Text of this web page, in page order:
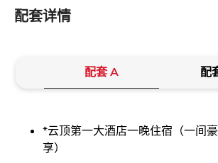
配套详情
配套 A 配
*云顶第一大酒店一晚住宿（一间
享）